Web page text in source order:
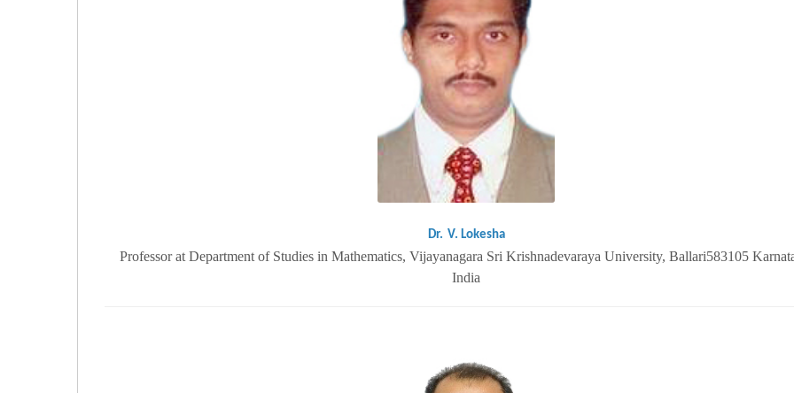
Dr. V. Lokesha
Professor at Department of Studies in Mathematics, Vijayanagara Sri Krishnadevaraya University, Ballari583105
India